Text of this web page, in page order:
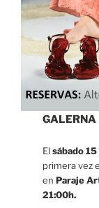
GALERNA
Elsábado
primera vez
enParaje
21:00h.